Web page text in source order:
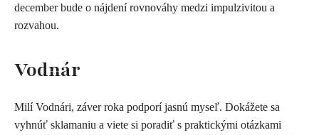
december bude o nájdení rovnováhy medzi impulzivitou a
rozvahou.
Vodnár
Milí Vodnári, záver roka podporí jasnú myseľ. Dokážete sa
vyhnúť sklamaniu a viete si poradiť s praktickými otázkami